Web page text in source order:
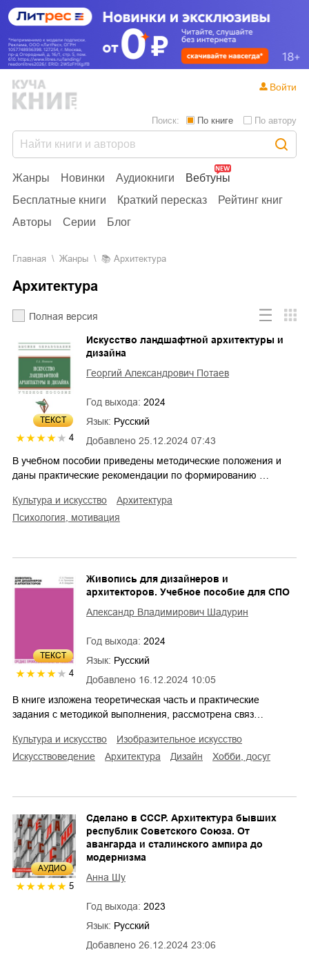
Жанры Новинки Аудиокниги
Вебтуны
Бесплатные книги
Краткий пересказ
Рейтинг книг
Авторы
Серии Блог
Поиск: По книге По автору
Войти
Главная Жанры Архитектура
Архитектура
Полная версия
ТЕКСТ
4 Добавлено 25.12.2024 07:43
Искусство ландшафтной архитектуры и
дизайна
Георгий Александрович Потаев
Год выхода: 2024
Язык: Русский
В учебном пособии приведены методические положения и
даны практические рекомендации по формированию …
культура и искусство
архитектура
психология, мотивация
ТЕКСТ
4
Добавлено 16.12.2024 10:05
Живопись для дизайнеров и
архитекторов. Учебное пособие для СПО
Александр Владимирович Шадурин
Год выхода: 2024
Язык: Русский
В книге изложена теоретическая часть и практические
задания с методикой выполнения, рассмотрена связ…
культура и искусство
изобразительное искусство
искусствоведение
архитектура дизайн хобби, досуг
AУДИО
5
Добавлено 26.12.2024 23:06
Сделано в СССР. Архитектура бывших
республик Советского Союза. От
авангарда и сталинского ампира до
модернизма
Анна Шу
Год выхода: 2023
Язык: Русский